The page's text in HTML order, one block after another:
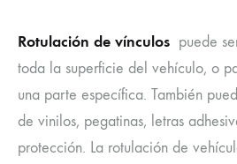
Rotulación de vínculos puede
toda la superficie del vehículo, o
una parte específica. También
de vinilos, pegatinas, letras
protección. La rotulación de